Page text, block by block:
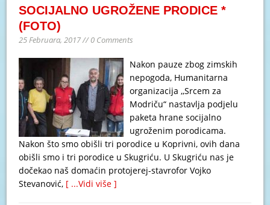
SOCIJALNO UGROŽENE PRODICE *
(FOTO)
25 Februara, 2017 // 0 Comments
Nakon pauze zbog zimskih
nepogoda, Humanitarna
organizacija ,,Srcem za
Modriču“ nastavlja podjelu
paketa hrane socijalno
ugroženim porodicama.
Nakon što smo obišli tri porodice u Koprivni, ovih dana
obišli smo i tri porodice u Skugriću. U Skugriću nas je
dočekao naš domaćin protojerej-stavrofor Vojko
Stevanović, [ ...Vidi više ]